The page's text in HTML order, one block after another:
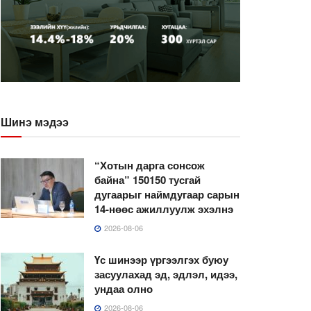
Шинэ мэдээ
“Хотын дарга сонсож
байна” 150150 тусгай
дугаарыг наймдугаар сарын
14-нөөс ажиллуулж эхэлнэ
2026-08-06
Үс шинээр үргээлгэх буюу
засуулахад эд, эдлэл, идээ,
ундаа олно
2026-08-06